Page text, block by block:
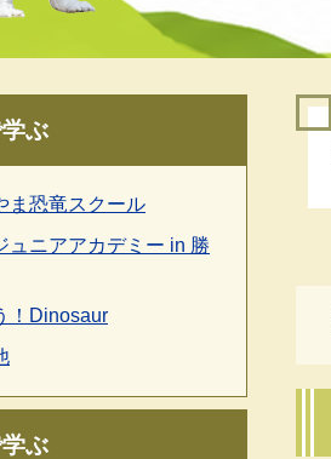
ぶ
ま恐竜スクール
ュニアアカデミー in 勝
！Dinosaur
ぶ